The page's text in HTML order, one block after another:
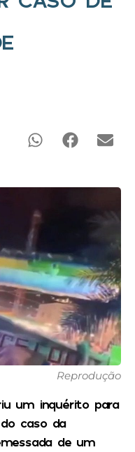
Reprodução
um inquérito para
caso da
de um